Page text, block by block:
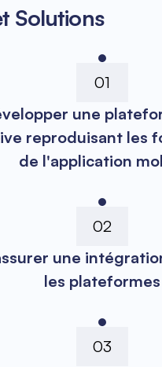
Solutions
01
une
reproduisant les
de l'application
02
une
les plateformes
03